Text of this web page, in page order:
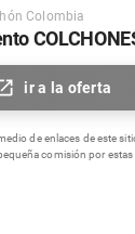
Colombia
ir a la oferta
de enlaces de este
comisión por estas